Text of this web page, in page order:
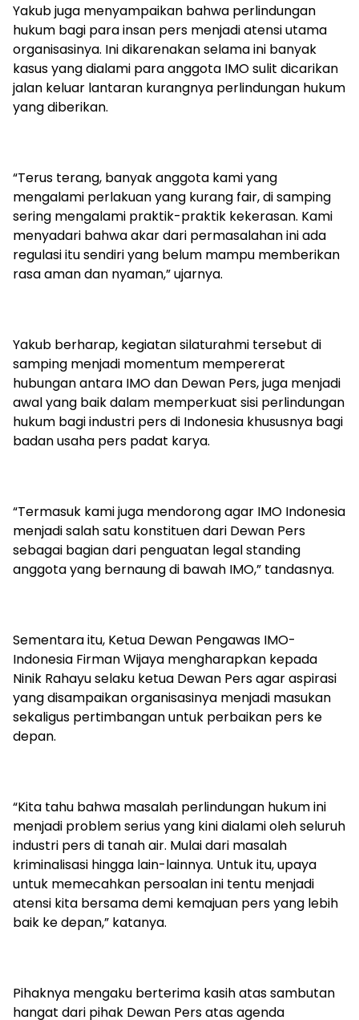
Yakub juga menyampaikan bahwa perlindungan
hukum bagi para insan pers menjadi atensi utama
organisasinya. Ini dikarenakan selama ini banyak
kasus yang dialami para anggota IMO sulit dicarikan
jalan keluar lantaran kurangnya perlindungan hukum
yang diberikan.
“Terus terang, banyak anggota kami yang
mengalami perlakuan yang kurang fair, di samping
sering mengalami praktik-praktik kekerasan. Kami
menyadari bahwa akar dari permasalahan ini ada
regulasi itu sendiri yang belum mampu memberikan
rasa aman dan nyaman,” ujarnya.
Yakub berharap, kegiatan silaturahmi tersebut di
samping menjadi momentum mempererat
hubungan antara IMO dan Dewan Pers, juga menjadi
awal yang baik dalam memperkuat sisi perlindungan
hukum bagi industri pers di Indonesia khususnya bagi
badan usaha pers padat karya.
“Termasuk kami juga mendorong agar IMO Indonesia
menjadi salah satu konstituen dari Dewan Pers
sebagai bagian dari penguatan legal standing
anggota yang bernaung di bawah IMO,” tandasnya.
Sementara itu, Ketua Dewan Pengawas IMO-
Indonesia Firman Wijaya mengharapkan kepada
Ninik Rahayu selaku ketua Dewan Pers agar aspirasi
yang disampaikan organisasinya menjadi masukan
sekaligus pertimbangan untuk perbaikan pers ke
depan.
“Kita tahu bahwa masalah perlindungan hukum ini
menjadi problem serius yang kini dialami oleh seluruh
industri pers di tanah air. Mulai dari masalah
kriminalisasi hingga lain-lainnya. Untuk itu, upaya
untuk memecahkan persoalan ini tentu menjadi
atensi kita bersama demi kemajuan pers yang lebih
baik ke depan,” katanya.
Pihaknya mengaku berterima kasih atas sambutan
hangat dari pihak Dewan Pers atas agenda